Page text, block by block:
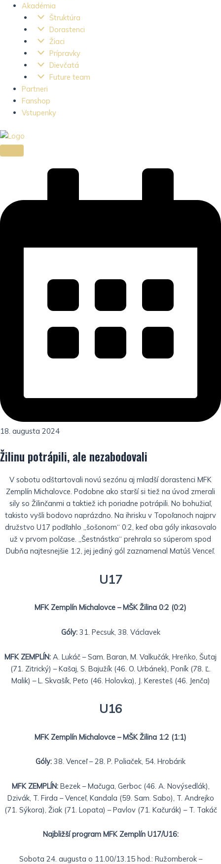
Akadémia
Štruktúra
Dorastenci
Žiaci
Prípravky
Dievčatá
Future team
Partneri
Fanshop
Vstupenky
18. augusta 2024
Žilinu potrápili, ale nezabodovali
V sobotu odštartovali novú sezónu aj mladší dorastenci MFK
Zemplín Michalovce. Podobne ako starší si tiež na úvod zmerali
sily so Žilinčanmi a taktiež ich poriadne potrápili. No bohužiaľ,
takisto vyšli bodovo naprázdno. Na ihrisku v Topoľanoch najprv
družstvo U17 podľahlo „šošonom“ 0:2, keď oba góly inkasovalo
už v prvom polčase. „Šestnástka“ prehrala so súperom spod
Dubňa najtesnejšie 1:2, jej jediný gól zaznamenal Matúš Venceľ.
U17
MFK Zemplín Michalovce – MŠK Žilina 0:2 (0:2)
Góly:31. Pecsuk, 38. Václavek
MFK ZEMPLÍN: A. Lukáč – Sam. Baran, M. Valkučák, Hreňko, Šutaj
(71. Zitrický) – Kašaj, S. Bajužík (46. O. Urbánek), Poník (78. Ľ.
Malik) – L. Skvašík, Peťo (46. Holovka), J. Keresteš (46. Jenča)
U16
MFK Zemplín Michalovce – MŠK Žilina 1:2 (1:1)
Góly: 38. Venceľ – 28. P. Poliaček, 54. Hrobárik
MFK ZEMPLÍN:Bezek – Mačuga, Gerboc (46. A. Novýsedlák),
Dzivák, T. Firda – Venceľ, Kandala (59. Sam. Sabo), T. Andrejko
(71. Sýkora), Žiak (71. Lopata) – Pavlov (71. Kačurák) – T. Takáč
Najbližší program MFK Zemplín U17/U16:
Sobota 24. augusta o 11.00/13.15 hod.: Ružomberok –